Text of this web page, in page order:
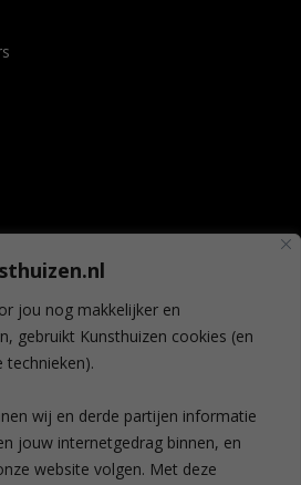
jou nog makkelijker en
gebruikt Kunsthuizen cookies (en
technieken).
wij en derde partijen informatie
jouw internetgedrag binnen, en
website volgen. Met deze